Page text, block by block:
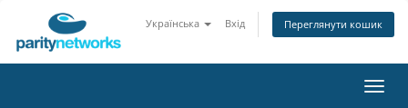
Українська Вхід Переглянути кошик